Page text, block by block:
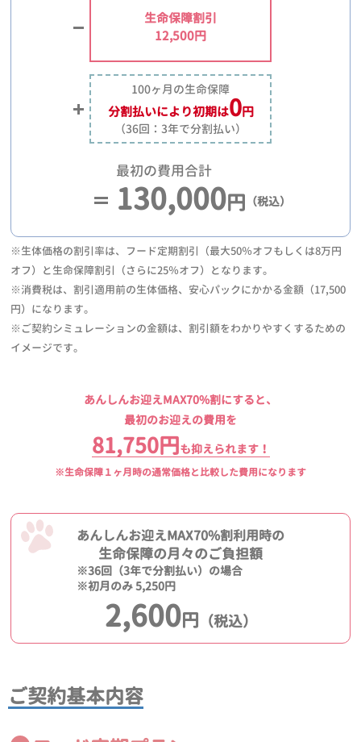
生命保障割引
12,500円
100ヶ月の生命保障
分割払いにより初期は0円
（36回：3年で分割払い）
最初の費用合計
130,000円 （税込）
※生体価格の割引率は、フード定期割引（最大50％オフもしくは8万円
オフ）と生命保障割引（さらに25％オフ）となります。
※消費税は、割引適用前の生体価格、安心パックにかかる金額（17,500
円）になります。
※ご契約シミュレーションの金額は、割引額をわかりやすくするための
イメージです。
あんしんお迎えMAX70%割にすると、
最初のお迎えの費用を
81,750円も抑えられます！
※生命保障１ヶ月時の通常価格と比較した費用になります
あんしんお迎えMAX70%割利用時の
生命保障の月々のご負担額
※36回（3年で分割払い）の場合
※初月のみ 5,250円
2,600円 （税込）
ご契約基本内容